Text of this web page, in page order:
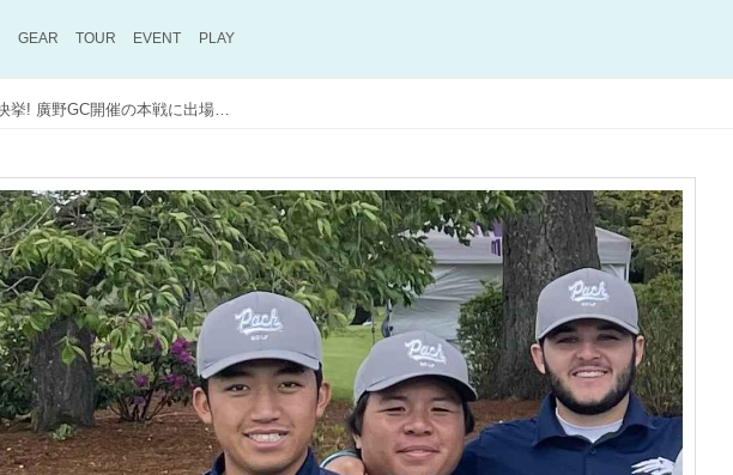
GEAR TOUR EVENT PLAY
親子孫3代で日本アマ出場の快挙! 廣野GC開催の本戦に出場する岡田圭太さん